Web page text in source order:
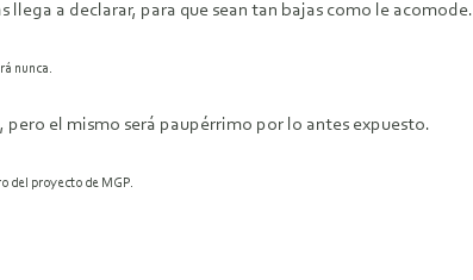
a declarar, para que sean tan bajas como le acomode.
nunca.
el mismo será paupérrimo por lo antes expuesto.
del proyecto de MGP.